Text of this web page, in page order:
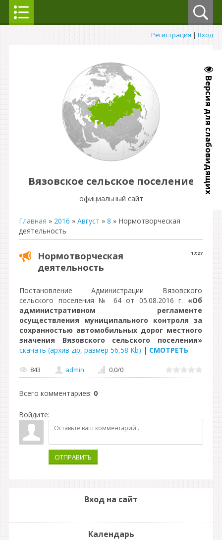
Версия для слабовидящих
Регистрация | Вход
Вязовское сельское поселение
официальный сайт
Главная » 2016 » Август » 8 » Нормотворческая
деятельность
17:27
Нормотворческая
деятельность
Постановление Администрации Вязовского
сельского поселения № 64 от 05.08.2016 г. «Об
административном регламенте
осуществления муниципального контроля за
сохранностью автомобильных дорог местного
значения Вязовского сельского поселения»
скачать (архив zip, размер 56,58 Kb) | СМОТРЕТЬ
843 admin 0.0/0
Всего комментариев: 0
Войдите:
ОТПРАВИТЬ
Вход на сайт
Календарь